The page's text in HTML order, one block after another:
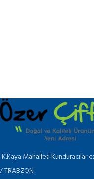
K.Kaya Mahallesi Kunduracılar
/ TRABZON